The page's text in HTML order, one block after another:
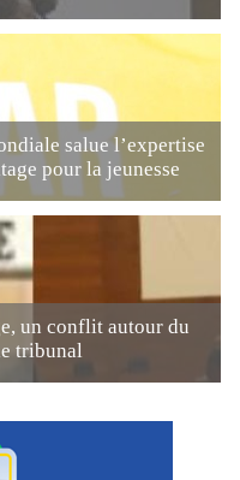
salue l’expertise
pour la jeunesse
un conflit autour du
tribunal